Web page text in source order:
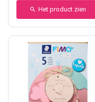
Het product zien